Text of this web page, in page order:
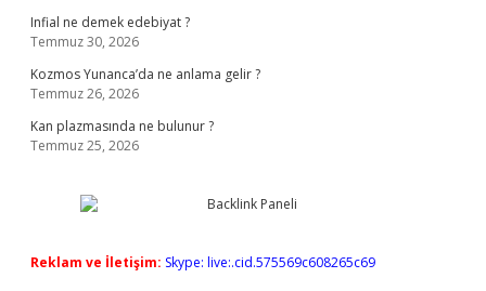
Infial ne demek edebiyat ?
Temmuz 30, 2026
Kozmos Yunanca’da ne anlama gelir ?
Temmuz 26, 2026
Kan plazmasında ne bulunur ?
Temmuz 25, 2026
Reklam ve İletişim: Skype: live:.cid.575569c608265c69